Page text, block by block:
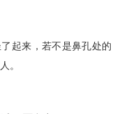
起来，若不是鼻孔处的
。